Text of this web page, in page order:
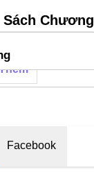
Sách Chương
Facebook